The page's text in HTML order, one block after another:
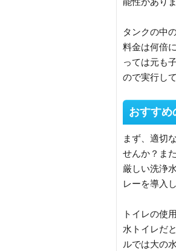
タンクの中
料金は何倍
っては元も
ので実行し
おすすめ
まず、適切
せんか？ま
厳しい洗浄
レーを導入
トイレの使
水トイレだ
ルでは大の